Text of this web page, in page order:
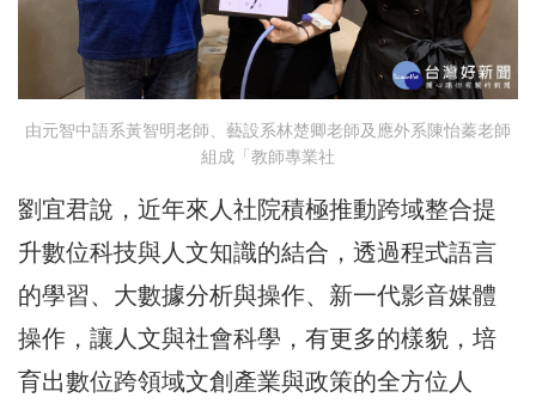
由元智中語系黃智明老師、藝設系林楚卿老師及應外系陳怡蓁老師
組成「教師專業社
劉宜君說，近年來人社院積極推動跨域整合提
升數位科技與人文知識的結合，透過程式語言
的學習、大數據分析與操作、新一代影音媒體
操作，讓人文與社會科學，有更多的樣貌，培
育出數位跨領域文創產業與政策的全方位人